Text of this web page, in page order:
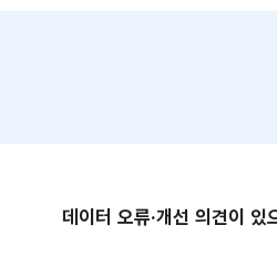
데이터 오류·개선 의견이 있